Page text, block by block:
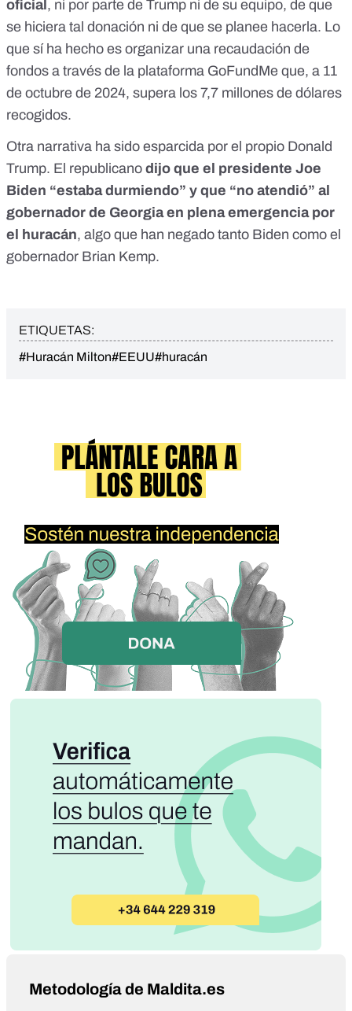
oficial , ni por parte de Trump ni de su equipo, de que
se hiciera tal donación ni de que se planee hacerla. Lo
que sí ha hecho es organizar una recaudación de
fondos a través de la plataforma GoFundMe que, a 11
de octubre de 2024, supera los 7,7 millones de dólares
recogidos.
Otra narrativa ha sido esparcida por el propio Donald
Trump. El republicano dijo que el presidente Joe
Biden “estaba durmiendo” y que “no atendió” al
gobernador de Georgia en plena emergencia por
el huracán, algo que han negado tanto Biden como el
gobernador Brian Kemp.
ETIQUETAS:
#Huracán Milton#EEUU#huracán
Metodología de Maldita.es